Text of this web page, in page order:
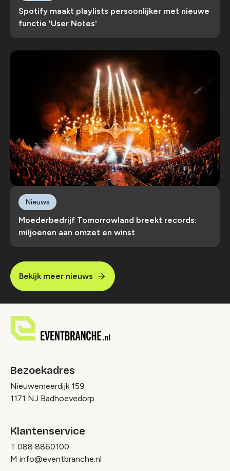
Spotify maakt playlists persoonlijker met nieuwe
functie 'User Notes'
Moederbedrijf Tomorrowland breekt records:
miljoenen aan omzet en winst
Nieuws
Bekijk meer nieuws
Bezoekadres
Nieuwemeerdijk 159
1171 NJ Badhoevedorp
Klantenservice
T 088 8860100
M info@eventbranche.nl